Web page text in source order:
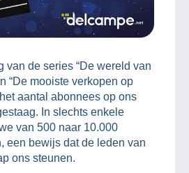
van de series “De wereld van
“De mooiste verkopen op
aantal abonnees op ons
In slechts enkele
van 500 naar 10.000
een bewijs dat de leden van
ons steunen.